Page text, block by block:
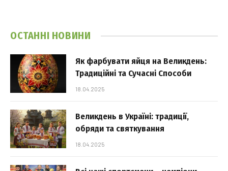
ОСТАННІ НОВИНИ
Як фарбувати яйця на Великдень:
Традиційні та Сучасні Способи
18.04.2025
Великдень в Україні: традиції,
обряди та святкування
18.04.2025